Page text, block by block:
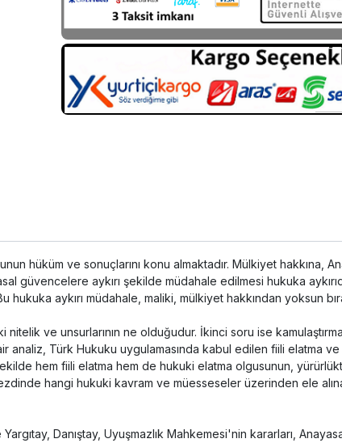
hüküm ve sonuçlarını konu almaktadır. Mülkiyet hakkına,
aykırı şekilde müdahale edilmesi hukuka
aykırı müdahale, maliki, mülkiyet hakkından yoksun
nitelik ve unsurlarının ne olduğudur. İkinci soru ise
analiz, Türk Hukuku uygulamasında kabul edilen fiili elatma
hem fiili elatma hem de hukuki elatma olgusunun,
hangi hukuki kavram ve müesseseler üzerinden ele
Danıştay, Uyuşmazlık Mahkemesi'nin kararları,